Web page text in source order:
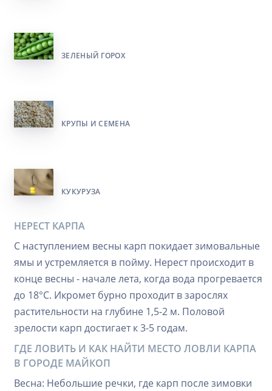
ЗЕЛЕНЫЙ ГОРОХ
КРУПЫ И СЕМЕНА
КУКУРУЗА
НЕРЕСТ КАРПА
С наступлением весны карп покидает зимовальные
ямы и устремляется в пойму. Нерест происходит в
конце весны - начале лета, когда вода прогревается
до 18°C. Икромет бурно проходит в зарослях
растительности на глубине 1,5-2 м. Половой
зрелости карп достигает к 3-5 годам.
ГДЕ ЛОВИТЬ И КАК НАЙТИ МЕСТО ЛОВЛИ КАРПА
В ГОРОДЕ МАЙКОП
Весна: Небольшие речки, где карп после зимовки